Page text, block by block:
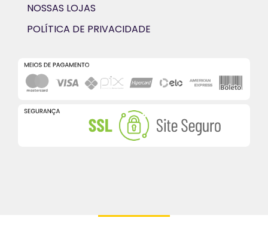
NOSSAS LOJAS
POLÍTICA DE PRIVACIDADE